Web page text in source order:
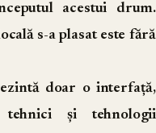
acestui drum.
s-a plasat este fără
doar o interfață,
tehnici și tehnologii